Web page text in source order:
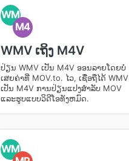
WM
M4
WMV ເຖິງ M4V
ປ່ຽນ WMV ເປັນ M4V ອອນລາຍໂດຍບໍ່
ເສຍຄ່າທີ່ MOV.to. ໄວ, ເຊື່ອຖືໄດ້ WMV
ເປັນ M4V ການປ່ຽນແປງສໍາລັບ MOV
ແລະຮູບແບບວິດີໂອທັງຫມົດ.
WM